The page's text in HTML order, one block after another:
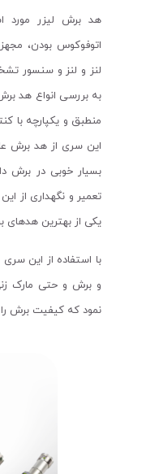
هد برش لیزر مورد
اتوفوکوس بودن،
لنز و لنز و سنسور
منطبق و یکپارچه با
این سری از هد برش
بسیار خوبی در برش
تعمیر و نگهداری از
یکی از بهترین هدهای
با استفاده از این
و برش و حتی مارک
نمود که کیفیت برش